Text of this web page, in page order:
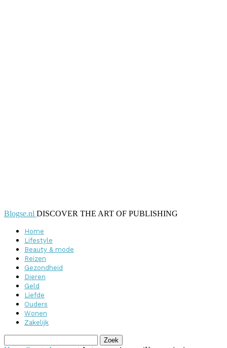
Blogse.nl DISCOVER THE ART OF PUBLISHING
Home
Lifestyle
Beauty & mode
Reizen
Gezondheid
Dieren
Geld
Liefde
Ouders
Wonen
Zakelijk